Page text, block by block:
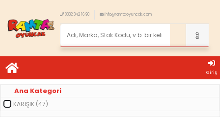
0332 342 16 90 info@ramtaoyuncak.com
Giriş
Ana Kategori
KARIŞIK (47)